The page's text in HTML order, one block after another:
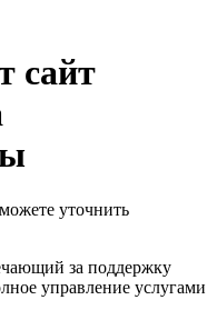
сайт
уточнить
за поддержку
управление услугами